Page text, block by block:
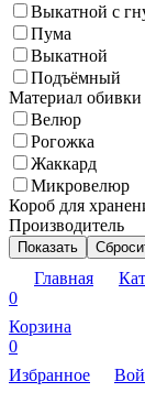
Выкатной с
Пума
Выкатной
Подъёмный
Материал обивки
Велюр
Рогожка
Жаккард
Микровелюр
Короб для
Производитель
Показать
Главная
0
Корзина
0
Избранное